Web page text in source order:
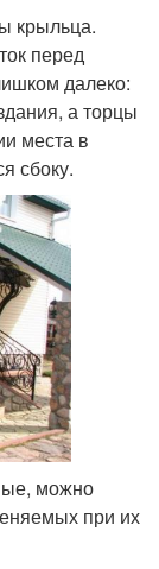
крыльца.
перед
далеко:
а торцы
места в
сбоку.
можно
при их